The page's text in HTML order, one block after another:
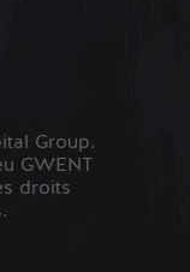
Group.
GWENT
droits